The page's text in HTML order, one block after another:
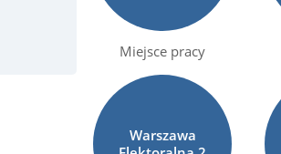
Miejsce pracy
Warszawa